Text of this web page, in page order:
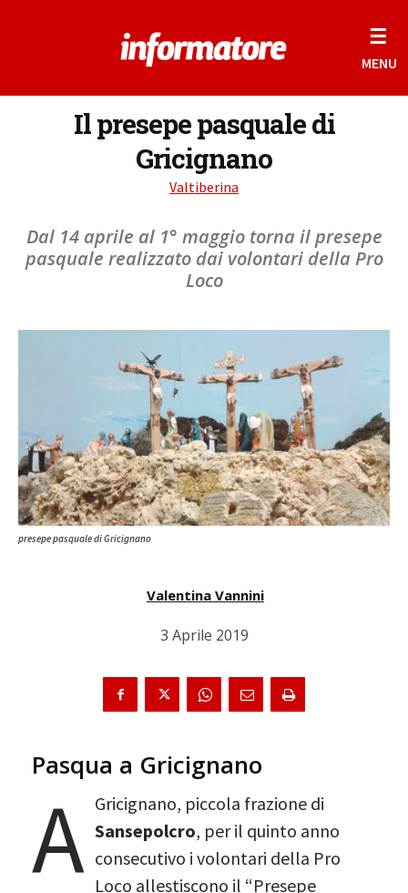
☰
MENU
Il presepe pasquale di
Gricignano
Valtiberina
Dal 14 aprile al 1° maggio torna il presepe
pasquale realizzato dai volontari della Pro
Loco
presepe pasquale di Gricignano
Valentina Vannini
3 Aprile 2019
Pasqua a Gricignano
A Gricignano, piccola frazione di
Sansepolcro, per il quinto anno
consecutivo i volontari della Pro
Loco allestiscono il “Presepe